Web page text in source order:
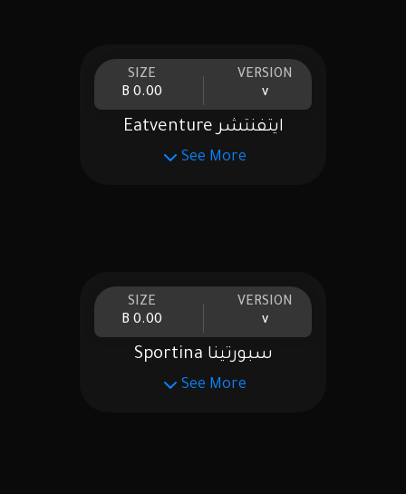
VERSION
v
SIZE
0.00 B
ايتفنتشر Eatventure
See More
VERSION
v
SIZE
0.00 B
سبورتينا Sportina
See More